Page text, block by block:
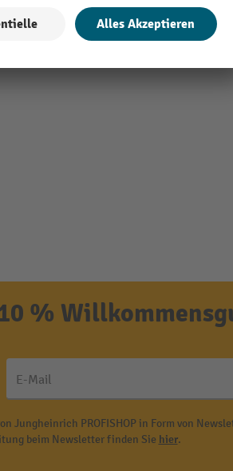
%
E-Mail
Jungheinrich PROFISHOP in Form von
beim Newsletter finden Sie hier.